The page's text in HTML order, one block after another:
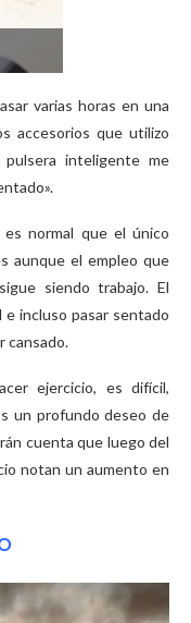
varias horas en una
accesorios que utilizo
inteligente me
normal que el único
aunque el empleo que
siendo trabajo. El
incluso pasar sentado
cansado.
ejercicio, es difícil,
un profundo deseo de
cuenta que luego del
notan un aumento en